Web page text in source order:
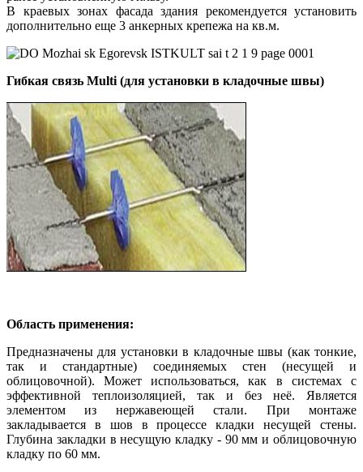
В краевых зонах фасада здания рекомендуется установить
дополнительно еще 3 анкерных крепежа на кв.м.
Гибкая связь Multi (для установки в кладочные швы)
Область применения:
Предназначены для установки в кладочные швы (как тонкие,
так и стандартные) соединяемых стен (несущей и
облицовочной). Может использоваться, как в системах с
эффективной теплоизоляцией, так и без неё. Является
элементом из нержавеющей стали. При монтаже
закладывается в шов в процессе кладки несущей стены.
Глубина закладки в несущую кладку - 90 мм и облицовочную
кладку по 60 мм.